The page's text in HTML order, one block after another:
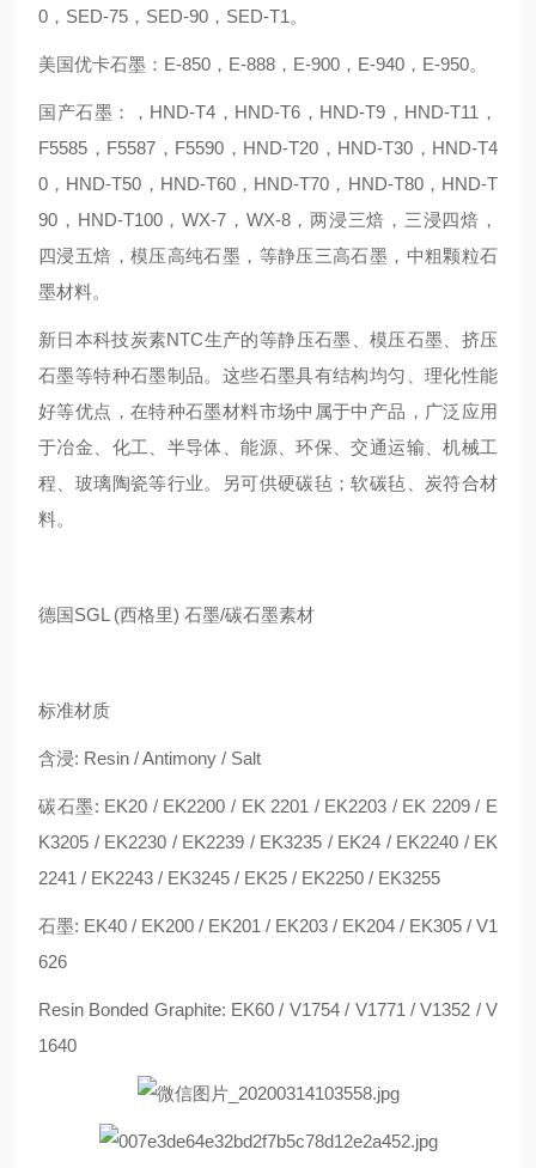
0，SED-75，SED-90，SED-T1。
美国优卡石墨：E-850，E-888，E-900，E-940，E-950。
国产石墨：，HND-T4，HND-T6，HND-T9，HND-T11，
F5585，F5587，F5590，HND-T20，HND-T30，HND-T4
0，HND-T50，HND-T60，HND-T70，HND-T80，HND-T
90，HND-T100，WX-7，WX-8，两浸三焙，三浸四焙，
四浸五焙，模压高纯石墨，等静压三高石墨，中粗颗粒石
墨材料。
新日本科技炭素NTC生产的等静压石墨、模压石墨、挤压
石墨等特种石墨制品。这些石墨具有结构均匀、理化性能
好等优点，在特种石墨材料市场中属于中产品，广泛应用
于冶金、化工、半导体、能源、环保、交通运输、机械工
程、玻璃陶瓷等行业。另可供硬碳毡；软碳毡、炭符合材
料。
德国SGL (西格里) 石墨/碳石墨素材
标准材质
含浸: Resin / Antimony / Salt
碳石墨: EK20 / EK2200 / EK 2201 / EK2203 / EK 2209 / E
K3205 / EK2230 / EK2239 / EK3235 / EK24 / EK2240 / EK
2241 / EK2243 / EK3245 / EK25 / EK2250 / EK3255
石墨: EK40 / EK200 / EK201 / EK203 / EK204 / EK305 / V1
626
Resin Bonded Graphite: EK60 / V1754 / V1771 / V1352 / V
1640